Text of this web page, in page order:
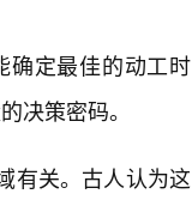
确定最佳的动工时
决策密码。
有关。古人认为这